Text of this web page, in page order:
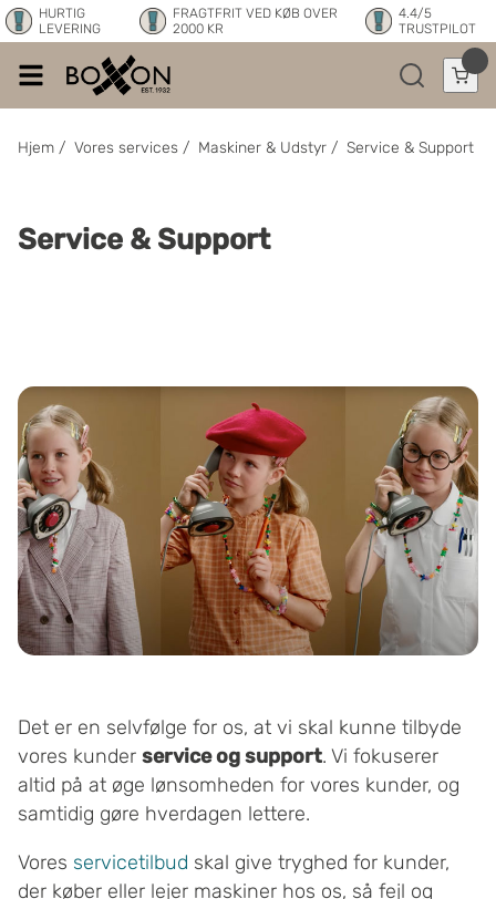
HURTIG
LEVERING
FRAGTFRIT VED KØB OVER
2000 KR
4.4/5
TRUSTPILOT
Hjem / Vores services / Maskiner & Udstyr / Service & Support
Service & Support
Det er en selvfølge for os, at vi skal kunne tilbyde
vores kunder service og support. Vi fokuserer
altid på at øge lønsomheden for vores kunder, og
samtidig gøre hverdagen lettere.
Vores servicetilbud skal give tryghed for kunder,
der køber eller lejer maskiner hos os, så fejl og